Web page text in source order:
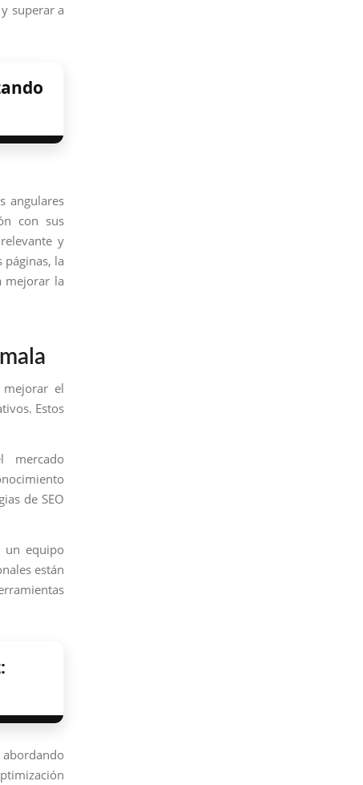
superar a
angulares
con sus
y
la
mejorar la
mejorar el
Estos
mercado
de SEO
un equipo
están